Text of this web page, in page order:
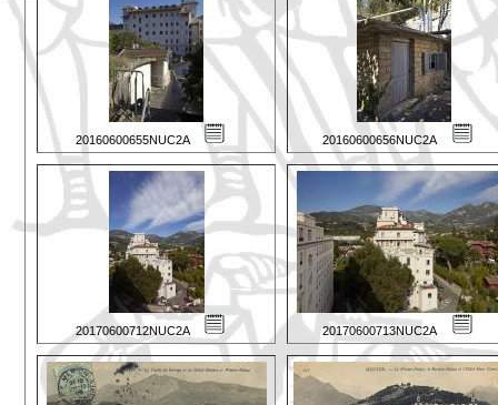
20160600655NUC2A 20160600656NUC2A
20170600712NUC2A 20170600713NUC2A